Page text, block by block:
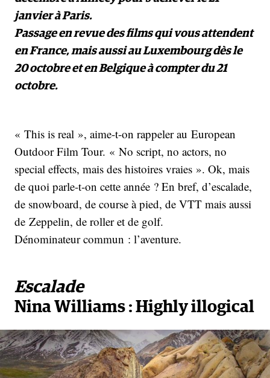
janvier à Paris.
Passage en revue des films qui vous attendent
en France, mais aussi au Luxembourg dès le
20 octobre et en Belgique à compter du 21
octobre.
« This is real », aime-t-on rappeler au European
Outdoor Film Tour. « No script, no actors, no
special effects, mais des histoires vraies ». Ok, mais
de quoi parle-t-on cette année ? En bref, d’escalade,
de snowboard, de course à pied, de VTT mais aussi
de Zeppelin, de roller et de golf.
Dénominateur commun : l’aventure.
Escalade
Nina Williams : Highly illogical